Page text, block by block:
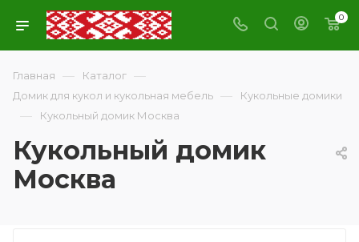
0
Главная — Каталог —
Домик для кукол и кукольная мебель — Кукольные домики
— Кукольный домик Москва
Кукольный домик
Москва